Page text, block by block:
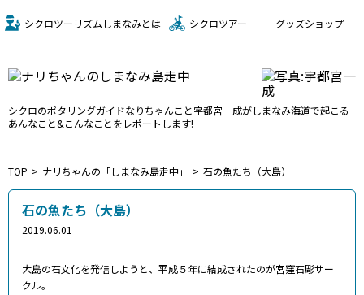
シクロツーリズムしまなみとは シクロツアー グッズショップ
シクロのポタリングガイドなりちゃんこと宇都宮一成がしまなみ海道で起こる
あんなこと&こんなことをレポートします!
TOP ナリちゃんの「しまなみ島走中」 石の魚たち（大島）
石の魚たち（大島）
2019.06.01
大島の石文化を発信しようと、平成５年に結成されたのが宮窪石彫サー
クル。